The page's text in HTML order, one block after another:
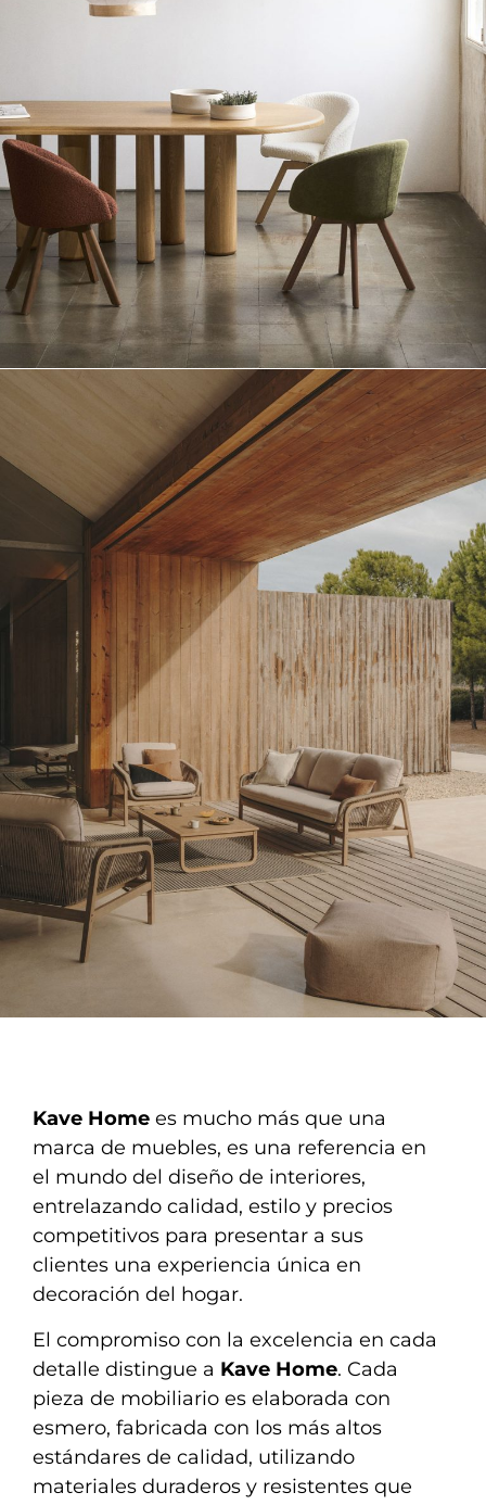
Kave Home es mucho más que una
marca de muebles, es una referencia en
el mundo del diseño de interiores,
entrelazando calidad, estilo y precios
competitivos para presentar a sus
clientes una experiencia única en
decoración del hogar.
El compromiso con la excelencia en cada
detalle distingue a Kave Home. Cada
pieza de mobiliario es elaborada con
esmero, fabricada con los más altos
estándares de calidad, utilizando
materiales duraderos y resistentes que